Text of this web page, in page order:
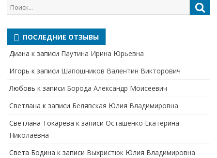
Поиск
для:
ПОСЛЕДНИЕ ОТЗЫВЫ
Диана к записи Паутина Ирина Юрьевна
Игорь к записи Шапошников Валентин Викторович
Любовь к записи Борода Александр Моисеевич
Светлана к записи Белявская Юлия Владимировна
Cветлана Токарева к записи Осташенко Екатерина
Николаевна
Света Бодина к записи Выхристюк Юлия Владимировна